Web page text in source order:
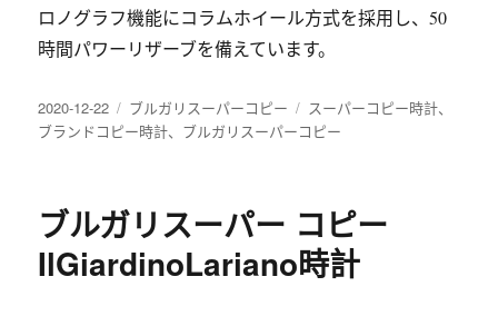
ロノグラフ機能にコラムホイール方式を採用し、50
時間パワーリザーブを備えています。
发
布
2020-12-22
分
类
ブルガリスーパーコピー
标
签
スーパーコピー時計、
ブランドコピー時計、 ブルガリスーパーコピー
ブルガリスーパー コピー
IlGiardinoLariano時計